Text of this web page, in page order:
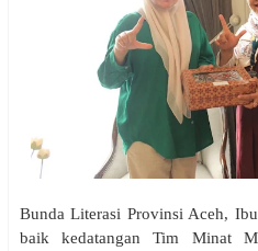
Bunda Literasi Provinsi Aceh,
baik kedatangan Tim Minat